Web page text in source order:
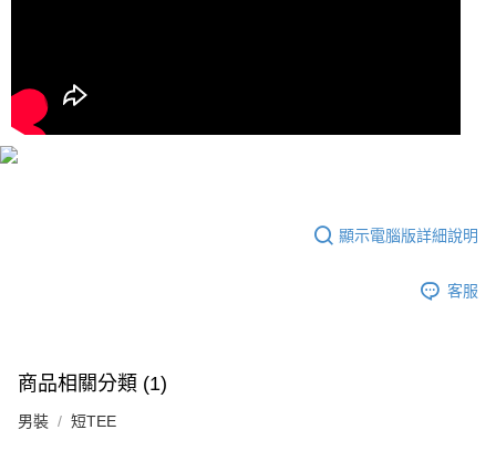
顯示電腦版詳細說明
客服
商品相關分類 (1)
男裝 短TEE